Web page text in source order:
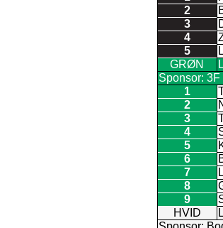
2
3
4
5
GRØN
Sponsor:
1
2
3
4
5
6
7
8
9
HVID